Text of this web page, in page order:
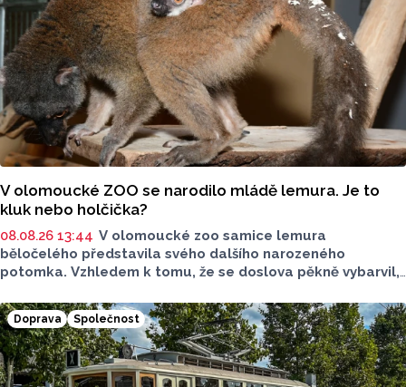
sdělila ČTK mluvčí radnice Lenka Chalupová.
V olomoucké ZOO se narodilo mládě lemura. Je to
kluk nebo holčička?
08.08.26 13:44 V olomoucké zoo samice lemura
běločelého představila svého dalšího narozeného
potomka. Vzhledem k tomu, že se doslova pěkně vybarvil,
hnědé, případně hnědošedé, zato samci se pyšní bílým
zbarvením hlavy.
Doprava Společnost